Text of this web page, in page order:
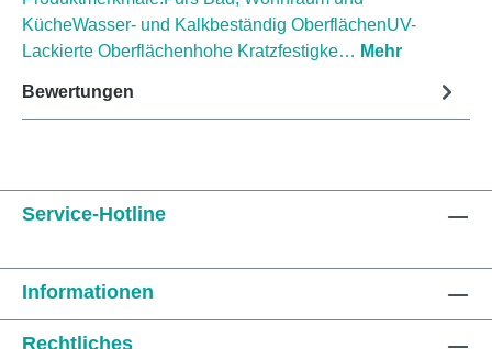
KücheWasser- und Kalkbeständig OberflächenUV-
Lackierte Oberflächenhohe Kratzfestigke… Mehr
Bewertungen
Service-Hotline
Informationen
Rechtliches